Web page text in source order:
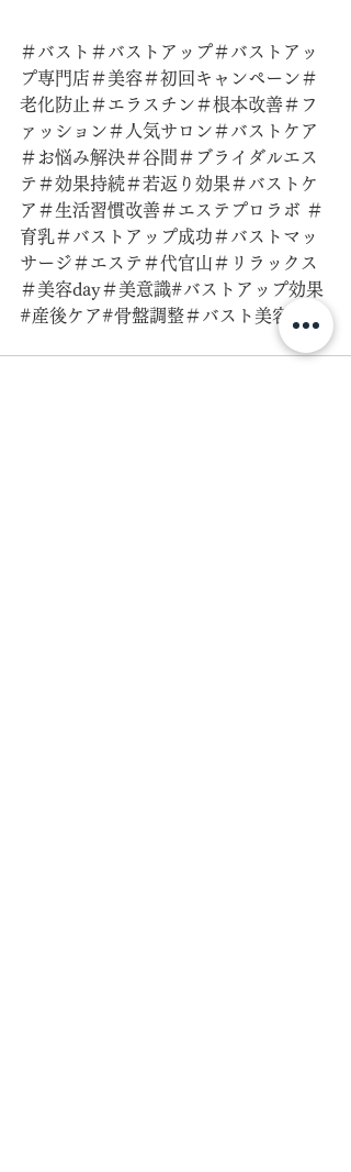
＃バスト＃バストアップ＃バストアッ
プ専門店＃美容＃初回キャンペーン＃
老化防止＃エラスチン＃根本改善＃フ
ァッション＃人気サロン＃バストケア
＃お悩み解決＃谷間＃ブライダルエス
テ＃効果持続＃若返り効果＃バストケ
ア＃生活習慣改善＃エステプロラボ ＃
育乳＃バストアップ成功＃バストマッ
サージ＃エステ＃代官山＃リラックス
＃美容day＃美意識#バストアップ効果
#産後ケア#骨盤調整＃バスト美容液